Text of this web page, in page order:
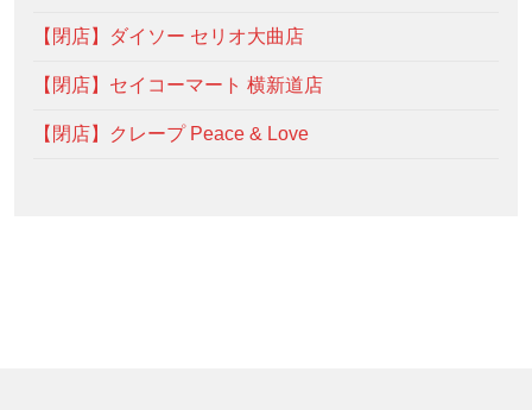
【閉店】ダイソー セリオ大曲店
【閉店】セイコーマート 横新道店
【閉店】クレープ Peace & Love